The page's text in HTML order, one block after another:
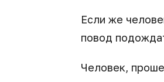
Если же
повод
Человек,